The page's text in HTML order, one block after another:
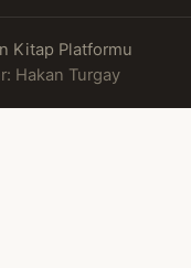
Kitap Platformu
Hakan Turgay